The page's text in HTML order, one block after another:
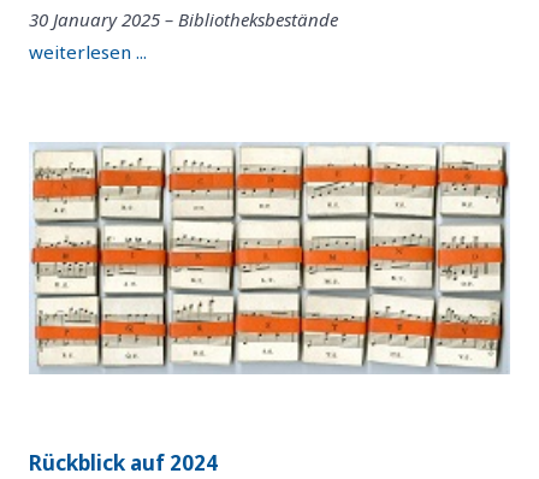
30 January 2025 – Bibliotheksbestände
weiterlesen ...
Rückblick auf 2024